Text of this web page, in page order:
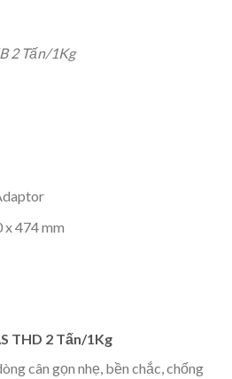
2 Tấn/1Kg
474 mm
THD 2 Tấn/1Kg
cân gọn nhẹ, bền chắc, chống